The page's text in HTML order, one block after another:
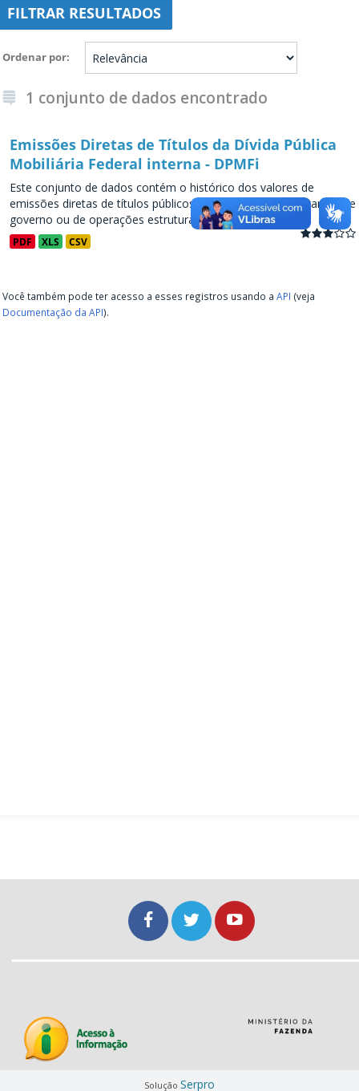
FILTRAR RESULTADOS
Ordenar por
1 conjunto de dados encontrado
Emissões Diretas de Títulos da Dívida Pública
Mobiliária Federal interna - DPMFi
Este conjunto de dados contém o histórico dos valores de
emissões diretas de títulos públicos, decorrentes de programas de
governo ou de operações estruturadas, a partir de...
PDF XLS CSV
Você também pode ter acesso a esses registros usando a API (veja
Documentação da API).
Solução Serpro